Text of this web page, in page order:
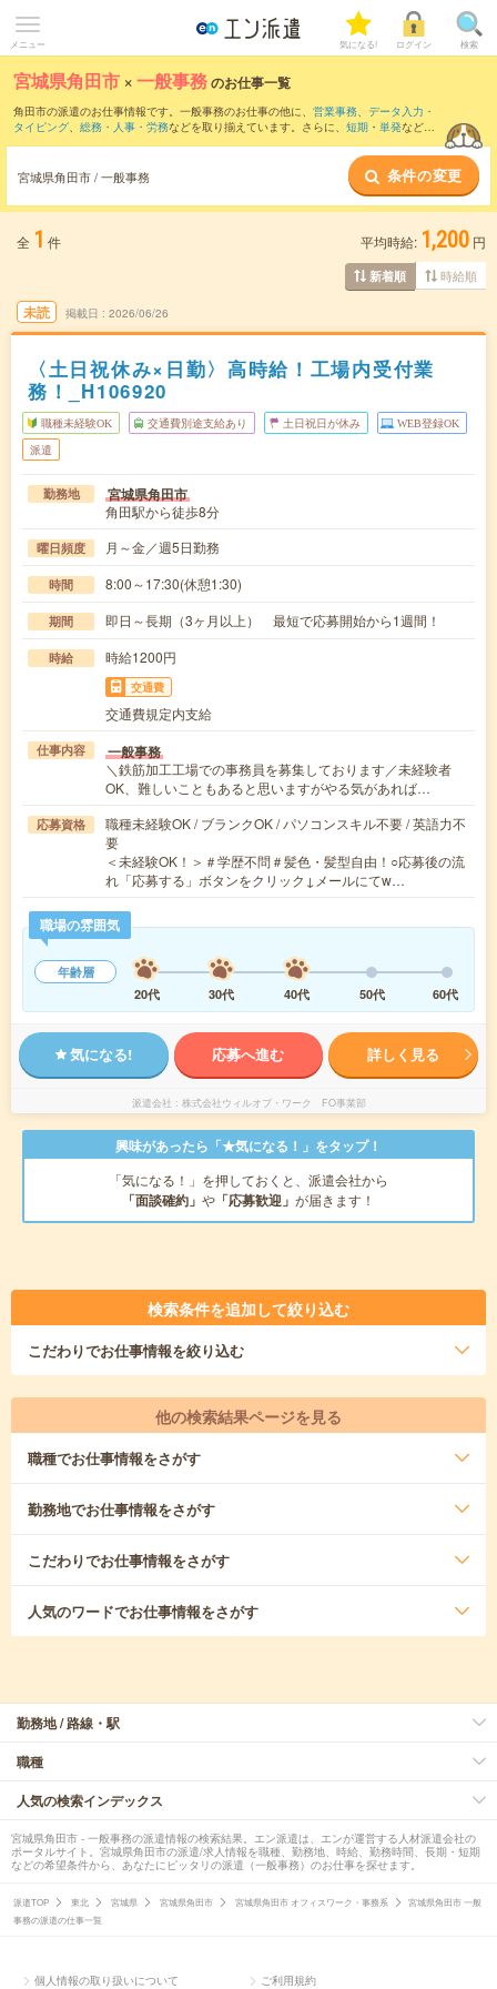
メニュー 気になる! ログイン 検索
宮城県角田市 ×一般事務のお仕事一覧
角田市の派遣のお仕事情報です。一般事務のお仕事の他に、 営業事務、 データ入力・
タイピング、 総務・人事・労務などを取り揃えています。さらに、 短期 ・ 単発などの
宮城県角田市 / 一般事務 条件の変更
全 1 件 平均時給: 1,200 円
新着順 時給順
未読 掲載日 2026/06/26
〈土日祝休み×日勤〉高時給！工場内受付業
務！_H106920
職種未経験OK 交通費別途支給あり 土日祝日が休み WEB登録OK
派遣
勤務地 宮城県角田市
角田駅から徒歩8分
曜日頻度 月～金／週5日勤務
時間 8:00～17:30(休憩1:30)
期間 即日～長期（3ヶ月以上） 最短で応募開始から1週間！
時給 時給1200円
交通費
交通費規定内支給
仕事内容 一般事務
＼鉄筋加工工場での事務員を募集しております／未経験者
OK、難しいこともあると思いますがやる気があれば…
応募資格
職種未経験OK / ブランクOK / パソコンスキル不要 / 英語力不
要
＜未経験OK！＞＃学歴不問＃髪色・髪型自由！○応募後の流
れ「応募する」ボタンをクリック↓メールにてw…
職場の雰囲気
年齢層
20代
30代 40代 50代 60代
気になる! 応募へ進む 詳しく見る
派遣会社 株式会社ウィルオブ・ワーク FO事業部
興味があったら「★気になる！」をタップ！
「気になる！」を押しておくと、派遣会社から
「面談確約」 や 「応募歓迎」 が届きます！
検索条件を追加して絞り込む
こだわりでお仕事情報を絞り込む
他の検索結果ページを見る
職種でお仕事情報をさがす
勤務地でお仕事情報をさがす
こだわりでお仕事情報をさがす
人気のワードでお仕事情報をさがす
勤務地 / 路線・駅
職種
人気の検索インデックス
宮城県角田市 - 一般事務の派遣情報の検索結果。エン派遣は、エンが運営する人材派遣会社の
ポータルサイト。宮城県角田市の派遣/求人情報を職種、勤務地、時給、勤務時間、長期・短期
などの希望条件から、あなたにピッタリの派遣（一般事務）のお仕事を探せます。
派遣TOP 東北 宮城県 宮城県角田市 宮城県角田市 オフィスワーク・事務系
宮城県角田市 一般
事務の派遣の仕事一覧
個人情報の取り扱いについて ご利用規約